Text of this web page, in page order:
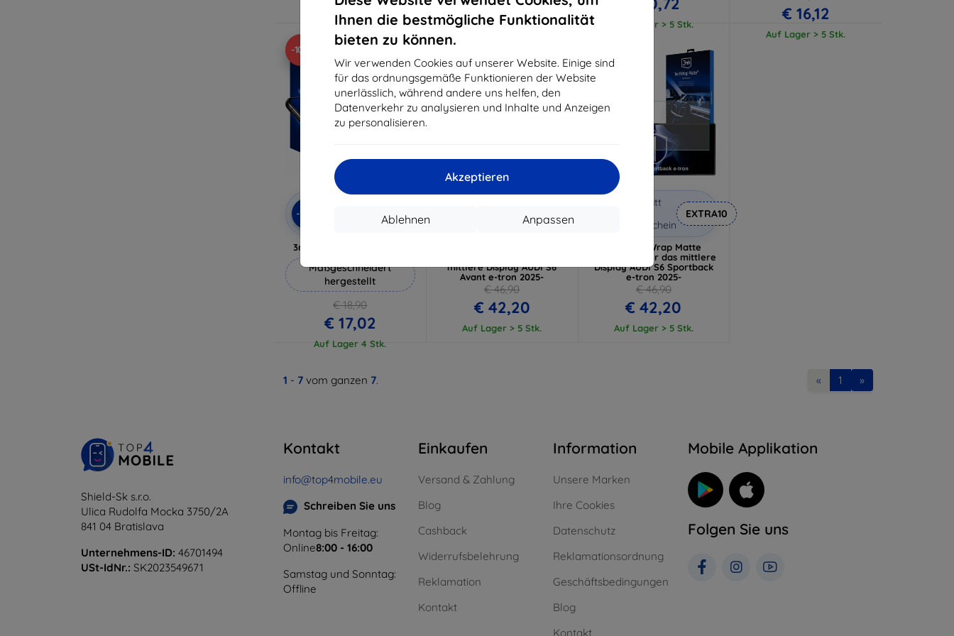
Ihnen die bestmögliche Funktionalität
bieten zu können.
Wir verwenden Cookies auf unserer Website. Einige sind
für das ordnungsgemäße Funktionieren der Website
unerlässlich, während andere uns helfen, den
Datenverkehr zu analysieren und Inhalte und Anzeigen
zu personalisieren.
Akzeptieren
Anpassen
Ablehnen
Auf Lager 3 Stk. Auf Lager > 5 Stk. Auf Lager > 5 Stk.
€ 16,12
Auf Lager > 5 Stk.
-10%
-10% EXTRA10
3mk Hammer Schutzfolie
Maßgeschneidert
hergestellt
€ 18,90
€ 17,02
Auf Lager 4 Stk.
Gutschein
mittlere Display AUDI S6
Avant e-tron 2025-
€ 46,90
€ 42,20
Auf Lager > 5 Stk.
Rabatt
Gutschein
EXTRA10
3mk TechWrap Matte
Schutzfolie für das mittlere
Display AUDI S6 Sportback
e-tron 2025-
€ 46,90
€ 42,20
Auf Lager > 5 Stk.
1 - 7 vom ganzen 7. « 1 »
Shield-Sk s.r.o.
Ulica Rudolfa Mocka 3750/2A
841 04 Bratislava
Unternehmens-ID: 46701494
USt-IdNr.: SK2023549671
Kontakt
info@top4mobile.eu
Schreiben Sie uns
Montag bis Freitag:
Online8:00 - 16:00
Samstag und Sonntag:
Offline
Einkaufen
Versand & Zahlung
Blog
Cashback
Widerrufsbelehrung
Reklamation
Kontakt
Information
Unsere Marken
Ihre Cookies
Datenschutz
Reklamationsordnung
Geschäftsbedingungen
Blog
Kontakt
Mobile Applikation
Folgen Sie uns